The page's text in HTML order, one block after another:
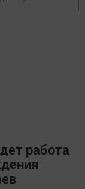
работа